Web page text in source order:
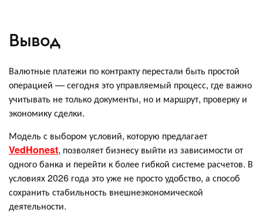
Вывод
Валютные платежи по контракту перестали быть простой
операцией — сегодня это управляемый процесс, где важно
учитывать не только документы, но и маршрут, проверку и
экономику сделки.
Модель с выбором условий, которую предлагает
VedHonest, позволяет бизнесу выйти из зависимости от
одного банка и перейти к более гибкой системе расчетов. В
условиях 2026 года это уже не просто удобство, а способ
сохранить стабильность внешнеэкономической
деятельности.